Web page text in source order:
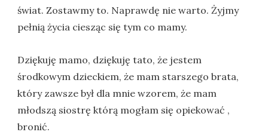
świat. Zostawmy to. Naprawdę nie warto. Żyjmy
pełnią życia ciesząc się tym co mamy.
Dziękuję mamo, dziękuję tato, że jestem
środkowym dzieckiem, że mam starszego brata,
który zawsze był dla mnie wzorem, że mam
młodszą siostrę którą mogłam się opiekować ,
bronić.